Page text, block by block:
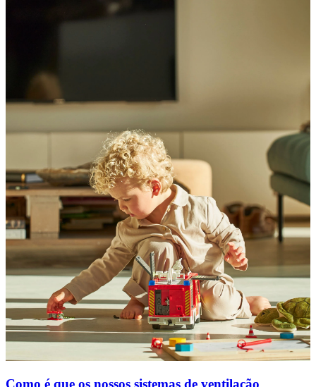
Como é que os nossos sistemas de ventilação